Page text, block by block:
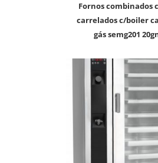
fornos combinados caldeira
carrelados c/boiler
gás semg201